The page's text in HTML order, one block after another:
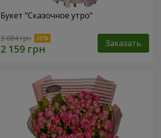
Букет "Сказочное утро"
3 084 грн Заказать